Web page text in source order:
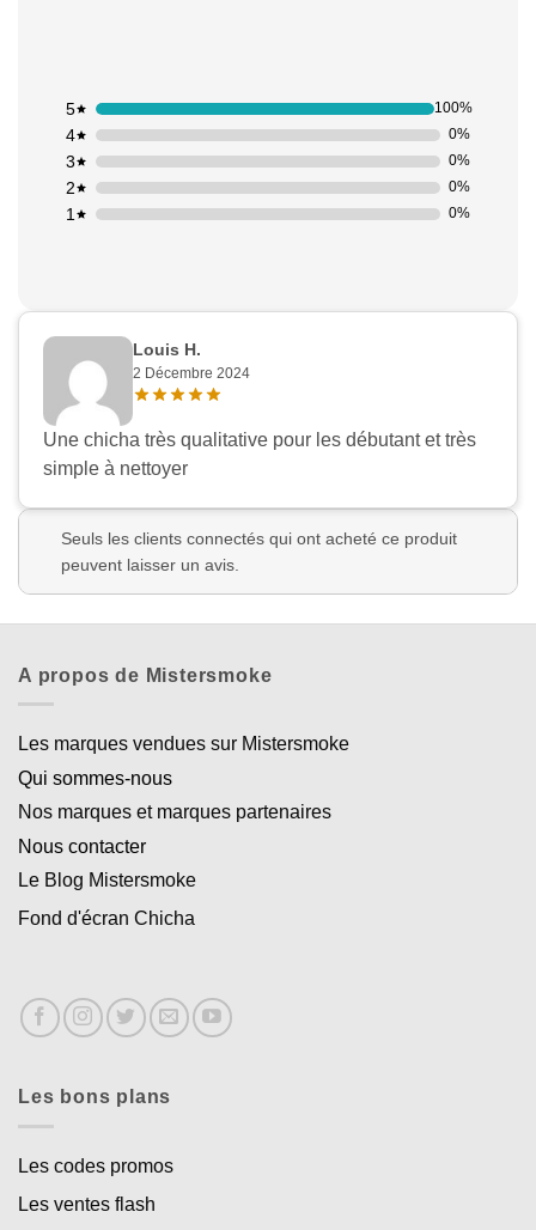
1 0%
2 0%
3 0%
4 0%
5 100%
Louis H.
2 Décembre 2024
Une chicha très qualitative pour les débutant et très
simple à nettoyer
Seuls les clients connectés qui ont acheté ce produit
peuvent laisser un avis.
A propos de Mistersmoke
Les marques vendues sur Mistersmoke
Qui sommes-nous
Nos marques et marques partenaires
Nous contacter
Le Blog Mistersmoke
Fond d'écran Chicha
Les bons plans
Les codes promos
Les ventes flash